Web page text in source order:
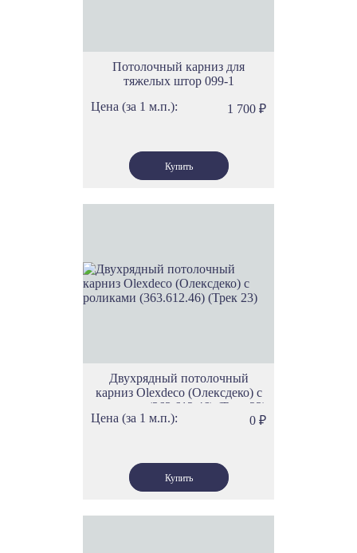
Потолочный карниз для
тяжелых штор 099-1
Цена (за 1 м.п.):
1 700 ₽
Двухрядный потолочный
карниз Olexdeco (Олексдеко) c
роликами (363.612.46) (Трек 23)
Цена (за 1 м.п.):
0 ₽